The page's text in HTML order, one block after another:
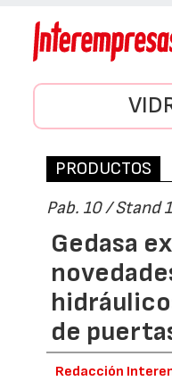
PRODUCTOS
Pab. 10 / Stand
Gedasa
de
Redacción